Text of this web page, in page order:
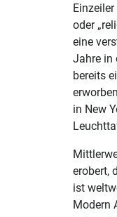
oder
eine
Jahre in
bereits
in New York absolviert.
erobert,
ist
Modern